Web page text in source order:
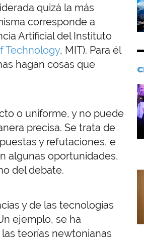
quizá la más
corresponde a
Artificial del Instituto
Technology, MIT). Para él
hagan cosas que
o uniforme, y no puede
precisa. Se trata de
y refutaciones, e
algunas oportunidades,
del debate.
y de las tecnologías
ejemplo, se ha
teorías newtonianas